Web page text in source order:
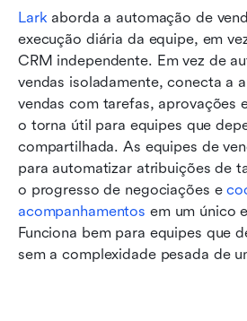
Lark aborda a automação de
execução diária da equipe, em
CRM independente. Em vez de
vendas isoladamente, conecta a
vendas com tarefas, aprovações
o torna útil para equipes que
compartilhada. As equipes de
para automatizar atribuições de
o progresso de negociações e
acompanhamentos em um único
Funciona bem para equipes que
sem a complexidade pesada de